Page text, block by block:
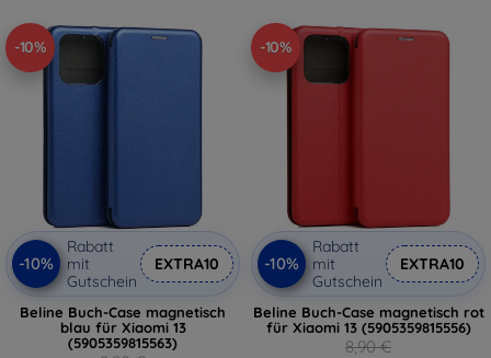
-10%
-10%
Rabatt
mit
Gutschein
EXTRA10
Beline Buch-Case magnetisch
blau für Xiaomi 13
(5905359815563)
-10%
-10%
Rabatt
mit
Gutschein
EXTRA10
Beline Buch-Case magnetisch rot
für Xiaomi 13 (5905359815556)
8,90 €